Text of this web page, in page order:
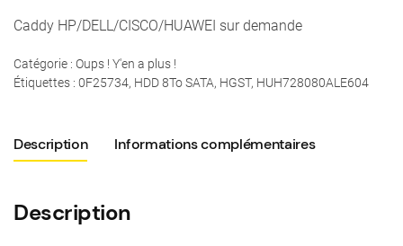
Caddy HP/DELL/CISCO/HUAWEI sur demande
Catégorie : Oups ! Y'en a plus !
Étiquettes : 0F25734, HDD 8To SATA, HGST, HUH728080ALE604
Description Informations complémentaires
Description